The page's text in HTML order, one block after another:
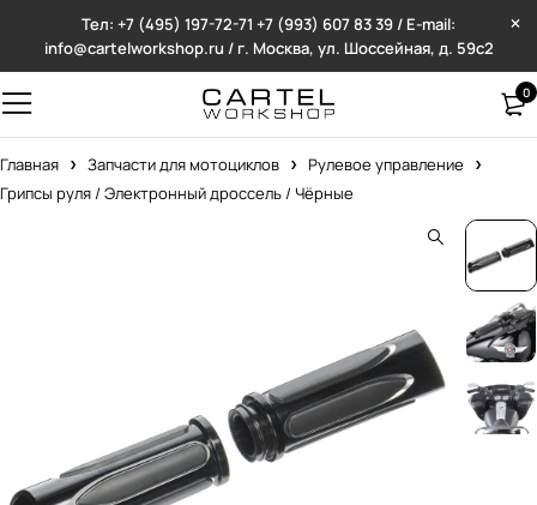
Тел: +7 (495) 197-72-71 +7 (993) 607 83 39 / E-mail:
info@cartelworkshop.ru / г. Москва, ул. Шоссейная, д. 59с2
0
Главная Запчасти для мотоциклов
Рулевое управление
Грипсы руля / Электронный дроссель / Чёрные